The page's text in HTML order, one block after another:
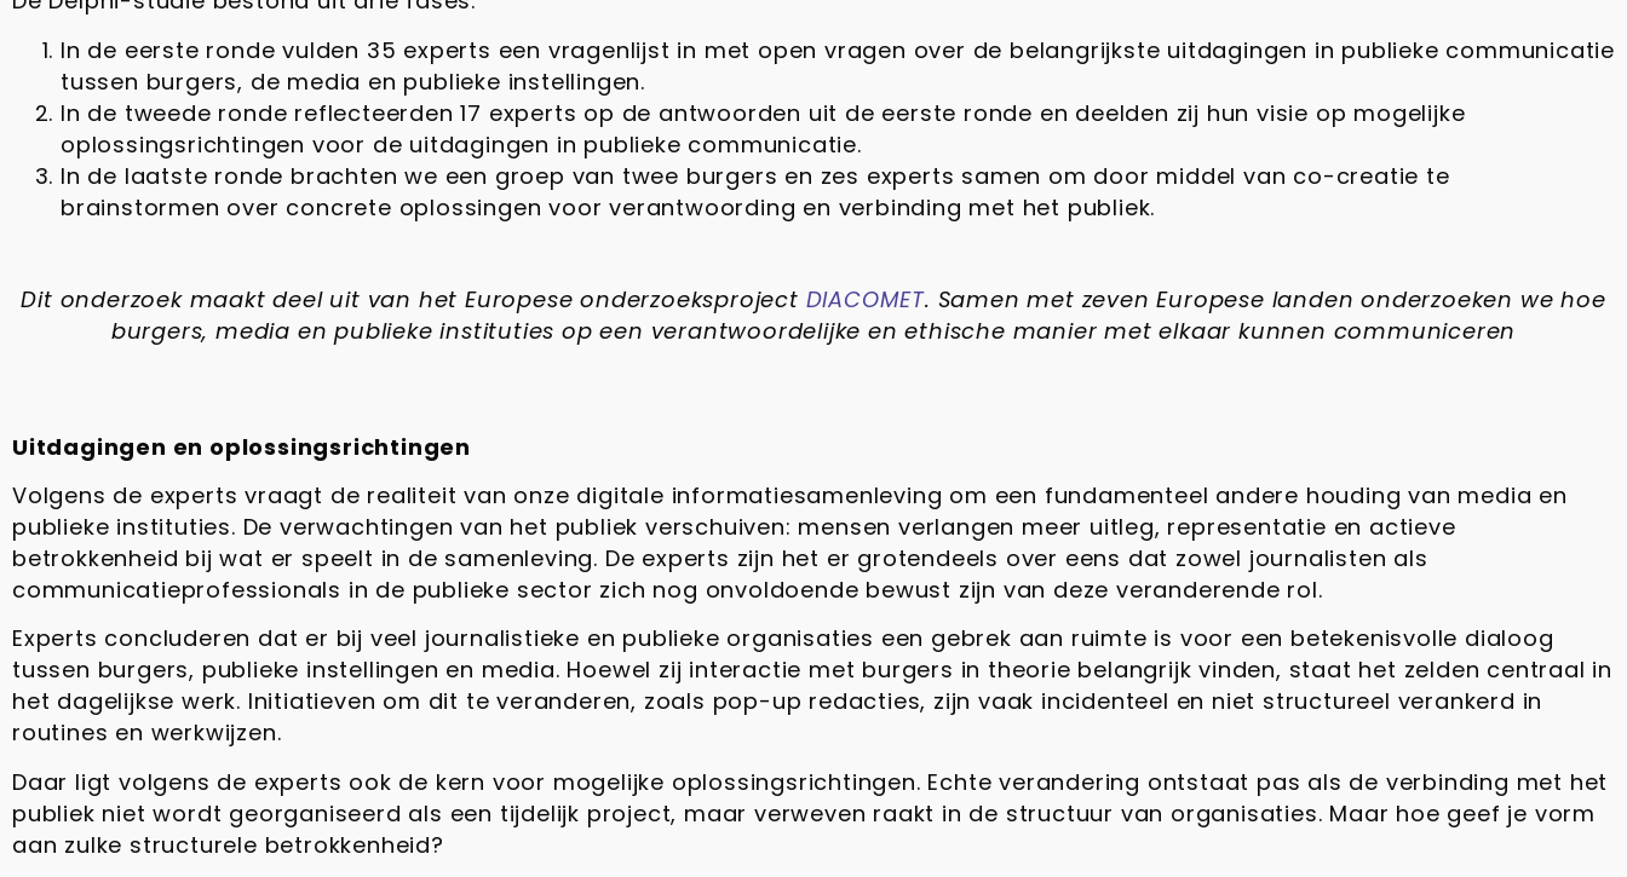
In de eerste ronde vulden 35 experts een vragenlijst in met open vragen over de belangrijkste uitdagingen in publieke communicatie
tussen burgers, de media en publieke instellingen.
In de tweede ronde reflecteerden 17 experts op de antwoorden uit de eerste ronde en deelden zij hun visie op mogelijke
oplossingsrichtingen voor de uitdagingen in publieke communicatie.
In de laatste ronde brachten we een groep van twee burgers en zes experts samen om door middel van co-creatie te
brainstormen over concrete oplossingen voor verantwoording en verbinding met het publiek.
Dit onderzoek maakt deel uit van het Europese onderzoeksproject DIACOMET. Samen met zeven Europese landen onderzoeken we hoe
burgers, media en publieke instituties op een verantwoordelijke en ethische manier met elkaar kunnen communiceren
Uitdagingen en oplossingsrichtingen
Volgens de experts vraagt de realiteit van onze digitale informatiesamenleving om een fundamenteel andere houding van media en
publieke instituties. De verwachtingen van het publiek verschuiven: mensen verlangen meer uitleg, representatie en actieve
betrokkenheid bij wat er speelt in de samenleving. De experts zijn het er grotendeels over eens dat zowel journalisten als
communicatieprofessionals in de publieke sector zich nog onvoldoende bewust zijn van deze veranderende rol.
Experts concluderen dat er bij veel journalistieke en publieke organisaties een gebrek aan ruimte is voor een betekenisvolle dialoog
tussen burgers, publieke instellingen en media. Hoewel zij interactie met burgers in theorie belangrijk vinden, staat het zelden centraal in
het dagelijkse werk. Initiatieven om dit te veranderen, zoals pop-up redacties, zijn vaak incidenteel en niet structureel verankerd in
routines en werkwijzen.
Daar ligt volgens de experts ook de kern voor mogelijke oplossingsrichtingen. Echte verandering ontstaat pas als de verbinding met het
publiek niet wordt georganiseerd als een tijdelijk project, maar verweven raakt in de structuur van organisaties. Maar hoe geef je vorm
aan zulke structurele betrokkenheid?